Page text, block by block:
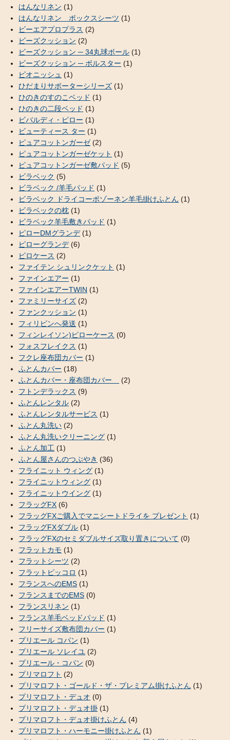
はんなリネン (1)
はんなリネン ボックスシーツ (1)
ビーエアプロプラス (2)
ビーズクッション (2)
ビーズクッション ─ 34丸球ボール (1)
ビーズクッション ─ ボルスター (1)
ピオニッシュ (1)
ひだまりサポーターシリーズ (1)
ひのきのすのこベッド (1)
ひのきの二段ベッド (1)
ビバルディ・ピロー (1)
ビューティース ター (1)
ピュアコットンガーゼ(2)
ピュアコットンガーゼケット (1)
ピュアコットンガーゼ敷パッド (5)
ビラベック (5)
ビラベック /羊毛パッド (1)
ビラベック ドライコーポゾーネン羊毛掛けふとん (1)
ビラベックの枕 (1)
ビラベック羊毛敷きパッド (1)
ピローDMグランデ(1)
ピローグランデ(6)
ピロケース (2)
ファイテン シュリンクケット (1)
ファインエアー (1)
ファインエアーTWIN (1)
ファミリーサイズ (2)
ファンクッション (1)
フィリピンへ発送 (1)
フィンレイソン)ピローケース (0)
フォスフレイクス (1)
フクレ座布団カバー (1)
ふとんカバー (18)
ふとんカバー・座布団カバー
(2)
フトンデラックス (9)
ふとんレンタル (2)
ふとんレンタルサービス (1)
ふとん丸洗い (2)
ふとん丸洗いクリーニング (1)
ふとん加工 (1)
ふとん屋さんのつぶやき (36)
フライニット ウィング (1)
フライニットウィング (1)
フライニットウイング (1)
フラッグFX (6)
フラッグFXご購入でマニシートドライを プレゼント (1)
フラッグFXダブル (1)
フラッグFXのセミダブルサイズ取り置きについて (0)
フラットカモ (1)
フラットシーツ (2)
フラットピッコロ (1)
フランスへのEMS (1)
フランスまでのEMS (0)
フランスリネン (1)
フランス羊毛ベッドパッド (1)
フリーサイズ敷布団カバー (1)
プリエール コパン (1)
プリエール ソレイユ (2)
プリエール・コパン (0)
プリマロフト (2)
プリマロフト・ゴールド・ザ・プレミアム掛けふとん (1)
プリマロフト・デュオ (0)
プリマロフト・デュオ掛 (1)
プリマロフト・デュオ掛けふとん (4)
プリマロフト・ハーモニー掛けふとん (1)